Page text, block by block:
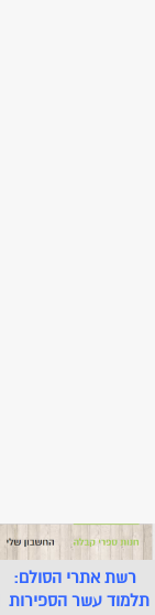
רשת אתרי הסולם:
תלמוד עשר הספירות